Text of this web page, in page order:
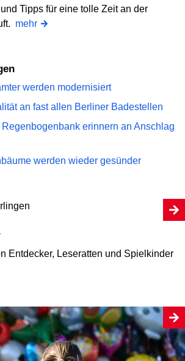
Tipps für eine tolle Zeit an der
mehr
werden modernisiert
an fast allen Berliner Badestellen
erinnern an Anschlag
werden wieder gesünder
Entdecker, Leseratten und Spielkinder